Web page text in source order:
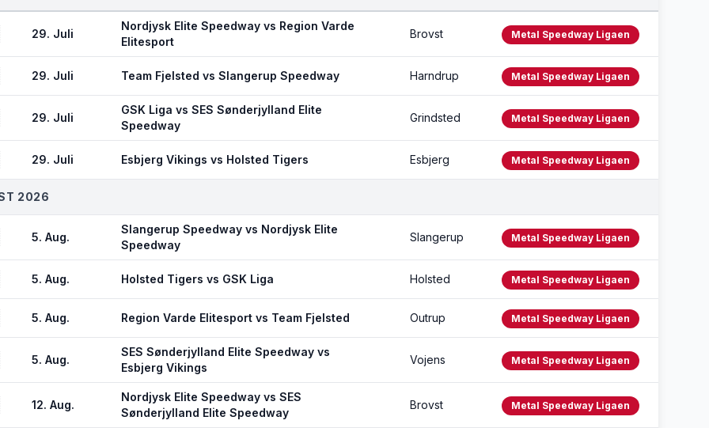
29. Juli
Nordjysk Elite Speedway vs Region Varde
Elitesport
Brovst Metal Speedway Ligaen
29. Juli Team Fjelsted vs Slangerup Speedway Harndrup Metal Speedway Ligaen
29. Juli
GSK Liga vs SES Sønderjylland Elite
Speedway
Grindsted Metal Speedway Ligaen
29. Juli Esbjerg Vikings vs Holsted Tigers Esbjerg Metal Speedway Ligaen
2026
5. Aug.
Slangerup Speedway vs Nordjysk Elite
Speedway
Slangerup Metal Speedway Ligaen
5. Aug. Holsted Tigers vs GSK Liga Holsted Metal Speedway Ligaen
5. Aug. Region Varde Elitesport vs Team Fjelsted Outrup Metal Speedway Ligaen
5. Aug.
SES Sønderjylland Elite Speedway vs
Esbjerg Vikings
Vojens Metal Speedway Ligaen
12. Aug.
Nordjysk Elite Speedway vs SES
Sønderjylland Elite Speedway
Brovst Metal Speedway Ligaen